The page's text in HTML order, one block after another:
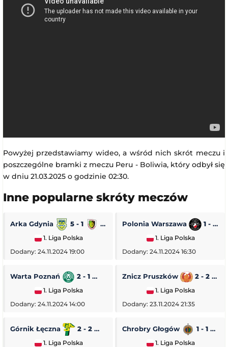
Powyżej przedstawiamy wideo, a wśród nich skrót meczu i
poszczególne bramki z meczu Peru - Boliwia, który odbył się
w dniu 21.03.2025 o godzinie 02:30.
Inne popularne skróty meczów
Arka Gdynia 5 - 1
1. Liga Polska
Dodany: 24.11.2024 19:00
Polonia Warszawa 1 - 0
1. Liga Polska
Dodany: 24.11.2024 16:30
Warta Poznań 2 - 1 Pogoń Siedlce
1. Liga Polska
Dodany: 24.11.2024 14:00
Znicz Pruszków 2 - 2
1. Liga Polska
Dodany: 23.11.2024 21:35
Górnik Łęczna 2 - 2 GKS Tychy
1. Liga Polska
Chrobry Głogów 1 - 1
1. Liga Polska